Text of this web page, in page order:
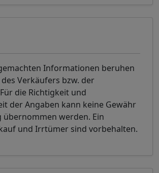
Informationen beruhen
Verkäufers bzw. der
die Richtigkeit und
der Angaben kann keine Gewähr
übernommen werden. Ein
und Irrtümer sind vorbehalten.